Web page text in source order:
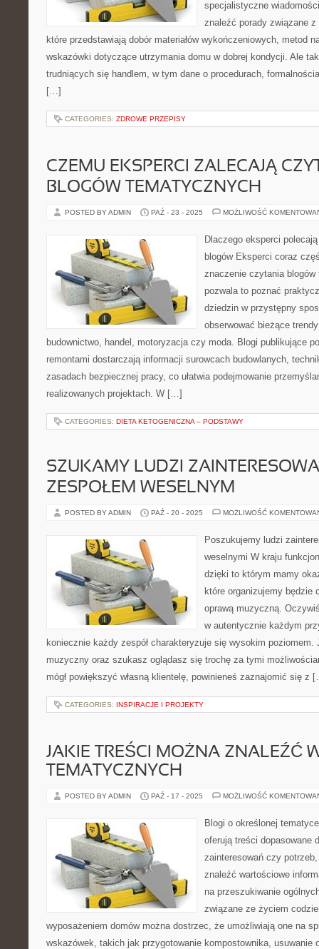
specjalistyczne
znaleźć porady związane
które przedstawiają dobór materiałów wykończeniowych, metod
wskazówki dotyczące utrzymania domu w dobrej kondycji. Ale
trudniących się handlem, w tym dane o procedurach,
[…]
CATEGORIES: ZDROWE PRZEPISY
CZEMU EKSPERCI ZALECAJĄ
BLOGÓW TEMATYCZNYCH
POSTED BY ADMIN PAŹ - 23 - 2025 MOŻLIWOŚĆ
Dlaczego eksperci
blogów Eksperci coraz
znaczenie czytania
pozwala to poznać
dziedzin w przystępny
obserwować bieżące
budownictwo, handel, motoryzacja czy moda. Blogi publikujące
remontami dostarczają informacji surowcach budowlanych,
zasadach bezpiecznej pracy, co ułatwia podejmowanie
realizowanych projektach. W […]
CATEGORIES: DIETA KETOGENICZNA – PODSTAWY
SZUKAMY LUDZI
ZESPOŁEM WESELNYM
POSTED BY ADMIN PAŹ - 20 - 2025 MOŻLIWOŚĆ
Poszukujemy ludzi
weselnymi W kraju
dzięki to którym mamy
które organizujemy będzie
oprawą muzyczną.
w autentycznie każdym
koniecznie każdy zespół charakteryzuje się wysokim poziomem.
muzyczny oraz szukasz oglądasz się trochę za tymi
mógł powiększyć własną klientelę, powinieneś zaznajomić się z
CATEGORIES: INSPIRACJE I PROJEKTY
JAKIE TREŚCI MOŻNA ZNALEŹĆ
TEMATYCZNYCH
POSTED BY ADMIN PAŹ - 17 - 2025 MOŻLIWOŚĆ
Blogi o określonej
oferują treści dopasowane
zainteresowań czy
znaleźć wartościowe
na przeszukiwanie
związane ze życiem
wyposażeniem domów można dostrzec, że umożliwiają one na
wskazówek, takich jak przygotowanie kompostownika, usuwanie